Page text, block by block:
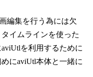
編集を行う為には欠
イムラインを使った
を利用するために
にaviUtl本体と一緒に